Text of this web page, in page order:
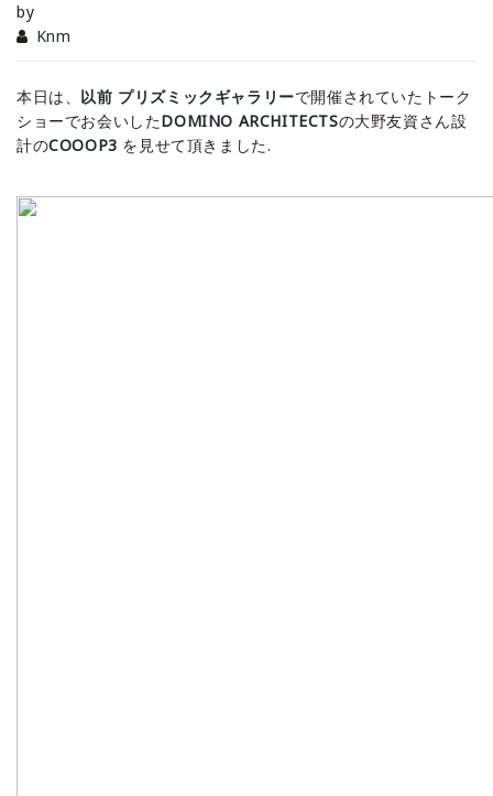
by
Knm
本日は、 以前 プリズミックギャラリーで開催されていたトーク
ショーでお会いしたDOMINO ARCHITECTSの大野友資さん設
計のCOOOP3 を見せて頂きました.